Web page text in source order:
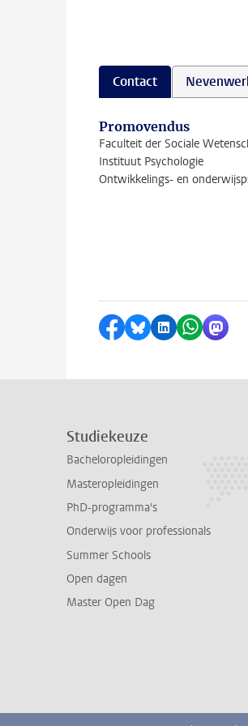
Contact
Promovendus
Faculteit der Sociale
Instituut Psychologie
Ontwikkelings- en
Delen op Facebook
Delen via Bluesky
Delen op
Delen
Studiekeuze
Bacheloropleidingen
Masteropleidingen
PhD-programma's
Onderwijs voor professionals
Summer Schools
Open dagen
Master Open Dag